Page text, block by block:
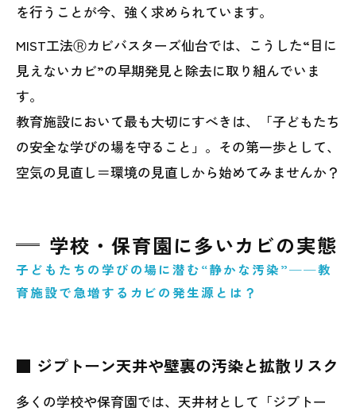
を行うことが今、強く求められています。
MIST工法Ⓡカビバスターズ仙台では、こうした“目に
見えないカビ”の早期発見と除去に取り組んでいま
す。
教育施設において最も大切にすべきは、「子どもたち
の安全な学びの場を守ること」。その第一歩として、
空気の見直し＝環境の見直しから始めてみませんか？
学校・保育園に多いカビの実態
子どもたちの学びの場に潜む“静かな汚染”──教
育施設で急増するカビの発生源とは？
■ ジプトーン天井や壁裏の汚染と拡散リスク
多くの学校や保育園では、天井材として「ジプトー